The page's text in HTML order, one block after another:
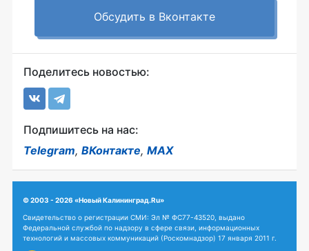
Обсудить в Вконтакте
Поделитесь новостью:
Подпишитесь на нас:
Telegram, ВКонтакте, MAX
© 2003 - 2026 «Новый Калининград.Ru»
Свидетельство о регистрации СМИ: Эл № ФС77-43520, выдано
Федеральной службой по надзору в сфере связи, информационных
технологий и массовых коммуникаций (Роскомнадзор) 17 января 2011 г.